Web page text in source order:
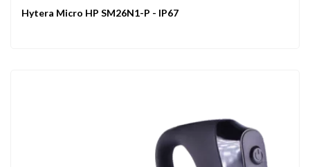
Hytera Micro HP SM26N1-P - IP67